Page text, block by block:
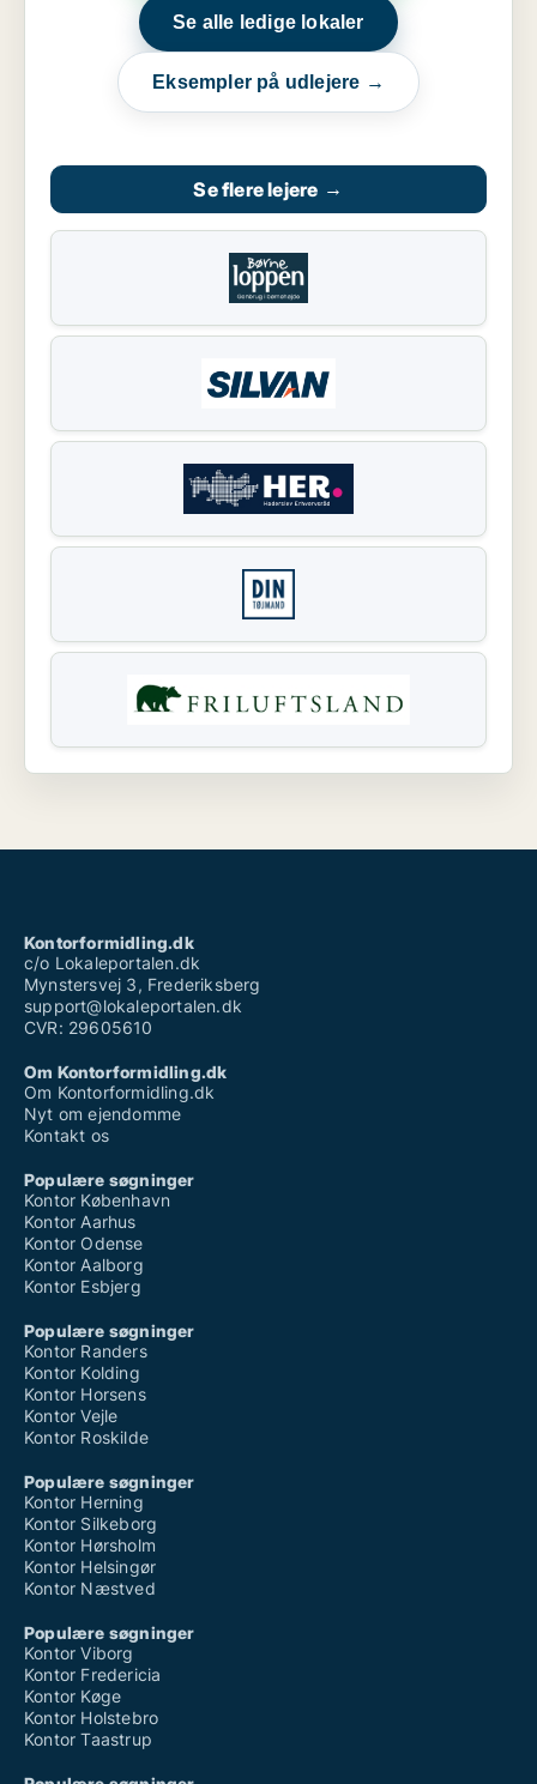
Se alle ledige lokaler
Eksempler på udlejere →
Se flere lejere →
Kontorformidling.dk
c/o Lokaleportalen.dk
Mynstersvej 3, Frederiksberg
support@lokaleportalen.dk
CVR: 29605610
Om Kontorformidling.dk
Om Kontorformidling.dk
Nyt om ejendomme
Kontakt os
Populære søgninger
Kontor København
Kontor Aarhus
Kontor Odense
Kontor Aalborg
Kontor Esbjerg
Populære søgninger
Kontor Randers
Kontor Kolding
Kontor Horsens
Kontor Vejle
Kontor Roskilde
Populære søgninger
Kontor Herning
Kontor Silkeborg
Kontor Hørsholm
Kontor Helsingør
Kontor Næstved
Populære søgninger
Kontor Viborg
Kontor Fredericia
Kontor Køge
Kontor Holstebro
Kontor Taastrup